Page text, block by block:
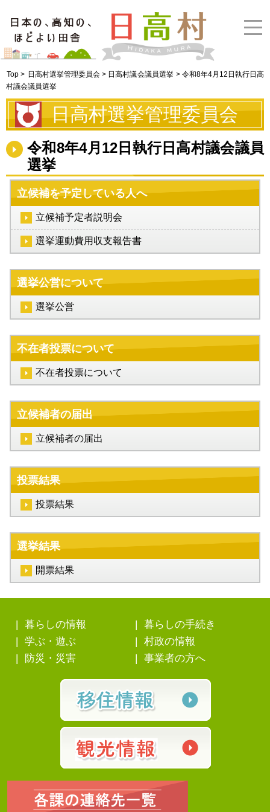
Top > 日高村選挙管理委員会 > 日高村議会議員選挙 > 令和8年4月12日執行日高
村議会議員選挙
日高村選挙管理委員会
令和8年4月12日執行日高村議会議員
選挙
立候補を予定している人へ
立候補予定者説明会
選挙運動費用収支報告書
選挙公営について
選挙公営
不在者投票について
不在者投票について
立候補者の届出
立候補者の届出
投票結果
投票結果
選挙結果
開票結果
暮らしの情報
暮らしの手続き
学ぶ・遊ぶ
村政の情報
防災・災害
事業者の方へ